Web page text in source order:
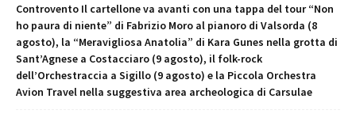
Controvento Il cartellone va avanti con una tappa del tour “Non
ho paura di niente” di Fabrizio Moro al pianoro di Valsorda (8
agosto), la “Meravigliosa Anatolia” di Kara Gunes nella grotta di
Sant’Agnese a Costacciaro (9 agosto), il folk-rock
dell’Orchestraccia a Sigillo (9 agosto) e la Piccola Orchestra
Avion Travel nella suggestiva area archeologica di Carsulae